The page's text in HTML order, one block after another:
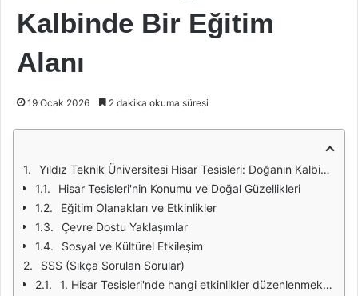
Kalbinde Bir Eğitim
Alanı
19 Ocak 2026 2 dakika okuma süresi
Yıldız Teknik Üniversitesi Hisar Tesisleri: Doğanın Kalbinde Bir Eğitim Alanı
Hisar Tesisleri'nin Konumu ve Doğal Güzellikleri
Eğitim Olanakları ve Etkinlikler
Çevre Dostu Yaklaşımlar
Sosyal ve Kültürel Etkileşim
SSS (Sıkça Sorulan Sorular)
1. Hisar Tesisleri'nde hangi etkinlikler düzenlenmektedir?